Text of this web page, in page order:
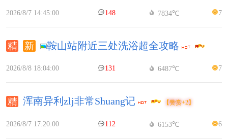
2026/8/7 14:45:00 148 7834℃ 7
鞍山站附近三处洗浴超全攻略
2026/8/8 18:04:00 131 6487℃ 7
浑南异利zlj非常Shuang记 【赞赏+2】
2026/8/7 17:20:00 112 6153℃ 6